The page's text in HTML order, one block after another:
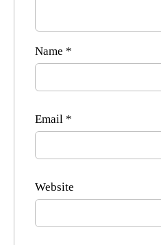
Name *
Email *
Website